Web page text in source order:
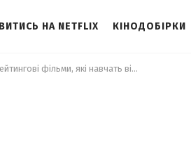
НА NETFLIX КІНОДОБІРКИ
Що дивитись перед Євробаченням: 3 високорейтингові фільми, які навчать вірити в себе